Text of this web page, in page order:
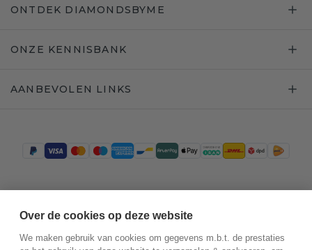
ONTDEK DIAMONDSBYME
ONZE KENNISBANK
AANBEVOLEN LINKS
Over de cookies op deze website
We maken gebruik van cookies om gegevens m.b.t. de prestaties